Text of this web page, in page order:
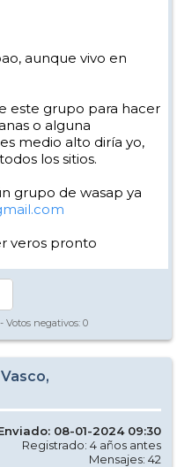
aunque vivo en
este grupo para hacer
o alguna
medio alto diría yo,
los sitios.
grupo de wasap ya
veros pronto
- Votos negativos: 0
08-01-2024 09:30
Registrado: 4 años antes
Mensajes: 42